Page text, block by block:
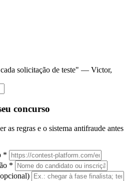
solicitação de teste" — Victor,
concurso
regras e o sistema antifraude antes
*
*